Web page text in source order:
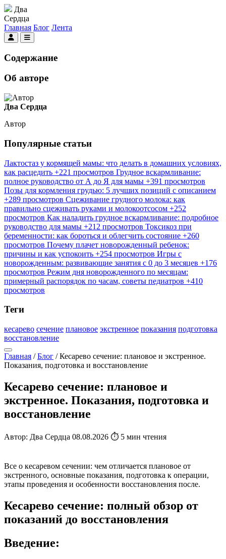
Два
Сердца
Главная Блог Лента
Содержание
Об авторе
Два Сердца
Автор
Популярные статьи
Лактостаз у кормящей мамы: что делать в домашних условиях,
как расцедить +221 просмотров Грудное вскармливание:
полное руководство от А до Я для мамы +391 просмотров
Позы для кормления грудью: 5 лучших позиций с описанием
+289 просмотров Сцеживание грудного молока: как
правильно сцеживать руками и молокоотсосом +252
просмотров Как наладить грудное вскармливание: подробное
руководство для мамы +212 просмотров Токсикоз при
беременности: как бороться и облегчить состояние +260
просмотров Почему плачет новорожденный ребенок:
причины и как успокоить +254 просмотров Игры с
новорожденным: развивающие занятия с 0 до 3 месяцев +176
просмотров Режим дня новорожденного по месяцам:
примерный распорядок по часам, советы педиатров +410
просмотров
Теги
кесарево сечение плановое экстренное показания подготовка
восстановление
Главная /Блог /Кесарево сечение: плановое и экстренное.
Показания, подготовка и восстановление
Кесарево сечение: плановое и
экстренное. Показания, подготовка и
восстановление
Автор: Два Сердца 08.08.2026 ⏱ 5 мин чтения
Все о кесаревом сечении: чем отличается плановое от
экстренного, основные показания, подготовка к операции,
этапы проведения и особенности восстановления после.
Кесарево сечение: полный обзор от
показаний до восстановления
Введение: